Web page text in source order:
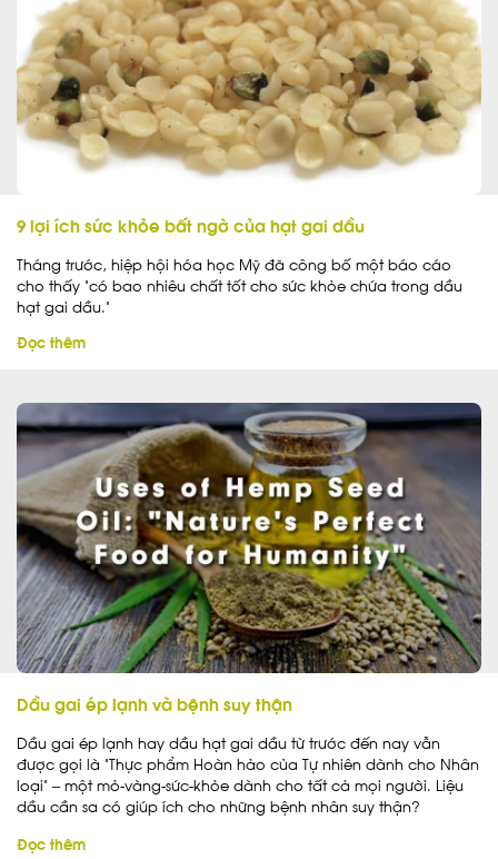
9 lợi ích sức khỏe bất ngờ của hạt gai dầu
Tháng trước, hiệp hội hóa học Mỹ đã công bố một báo cáo
cho thấy “có bao nhiêu chất tốt cho sức khỏe chứa trong dầu
hạt gai dầu.”
Đọc thêm
Dầu gai ép lạnh và bệnh suy thận
Dầu gai ép lạnh hay dầu hạt gai dầu từ trước đến nay vẫn
được gọi là “Thực phẩm Hoàn hảo của Tự nhiên dành cho Nhân
loại” – một mỏ-vàng-sức-khỏe dành cho tất cả mọi người. Liệu
dầu cần sa có giúp ích cho những bệnh nhân suy thận?
thận từ những khía cạnh sau đây:
Đọc thêm